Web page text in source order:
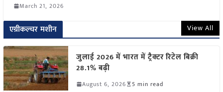
March 21, 2026
एग्रीकल्चर मशीन View All
जुलाई 2026 में भारत में ट्रैक्टर रिटेल बिक्री
28.1% बढ़ी
August 6, 2026 5 min read